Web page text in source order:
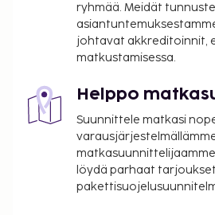
ryhmää. Meidät
johtavat akkreditoinnit,
matkustamisessa.
Helppo
Suunnittele matkasi
löydä parhaat